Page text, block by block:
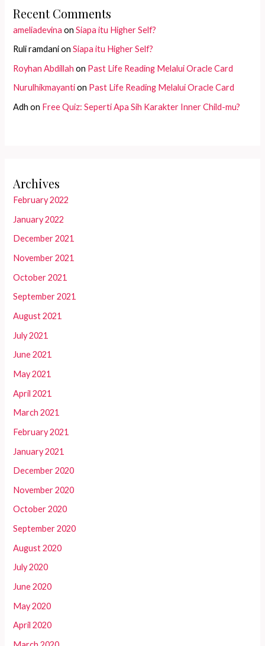
Recent Comments
ameliadevina onSiapa itu Higher Self?
Ruli ramdanionSiapa itu Higher Self?
Royhan Abdillah on Past Life Reading Melalui Oracle Card
Nurulhikmayantion Past Life Reading Melalui Oracle Card
Adh on Free Quiz: Seperti Apa Sih Karakter Inner Child-mu?
Archives
February 2022
January 2022
December 2021
November 2021
October 2021
September 2021
August 2021
July 2021
June 2021
May 2021
April 2021
March 2021
February 2021
January 2021
December 2020
November 2020
October 2020
September 2020
August 2020
July 2020
June 2020
May 2020
April 2020